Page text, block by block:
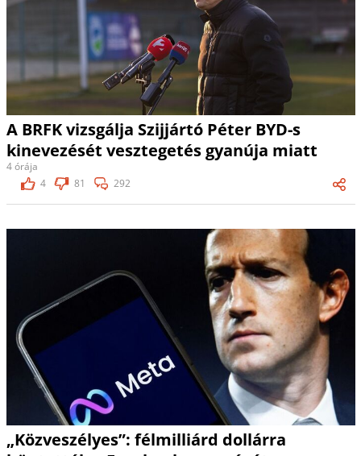
A BRFK vizsgálja Szijjártó Péter BYD-s
kinevezését vesztegetés gyanúja miatt
4 órája
4
81 292
„Közveszélyes”: félmilliárd dollárra